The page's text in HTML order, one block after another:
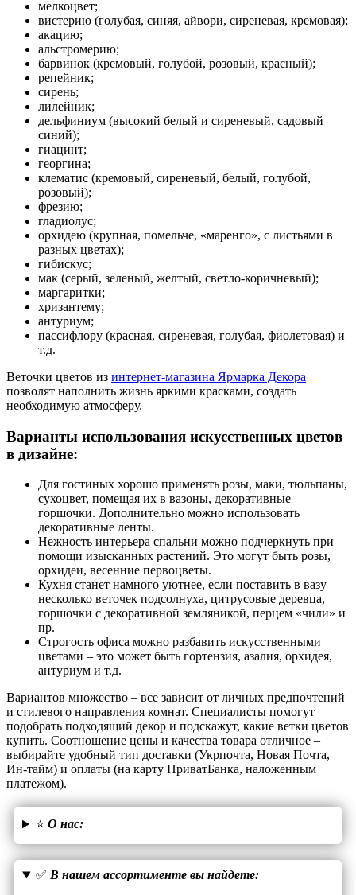
мелкоцвет;
вистерию (голубая, синяя, айвори, сиреневая, кремовая);
акацию;
альстромерию;
барвинок (кремовый, голубой, розовый, красный);
репейник;
сирень;
лилейник;
дельфиниум (высокий белый и сиреневый, садовый
синий);
гиацинт;
георгина;
клематис (кремовый, сиреневый, белый, голубой,
розовый);
фрезию;
гладиолус;
орхидею (крупная, помельче, «маренго», с листьями в
разных цветах);
гибискус;
мак (серый, зеленый, желтый, светло-коричневый);
маргаритки;
хризантему;
антуриум;
пассифлору (красная, сиреневая, голубая, фиолетовая) и
т.д.
Веточки цветов из интернет-магазина Ярмарка Декора
позволят наполнить жизнь яркими красками, создать
необходимую атмосферу.
Варианты использования искусственных цветов
в дизайне:
Для гостиных хорошо применять розы, маки, тюльпаны,
сухоцвет, помещая их в вазоны, декоративные
горшочки. Дополнительно можно использовать
декоративные ленты.
Нежность интерьера спальни можно подчеркнуть при
помощи изысканных растений. Это могут быть розы,
орхидеи, весенние первоцветы.
Кухня станет намного уютнее, если поставить в вазу
несколько веточек подсолнуха, цитрусовые деревца,
горшочки с декоративной земляникой, перцем «чили» и
пр.
Строгость офиса можно разбавить искусственными
цветами – это может быть гортензия, азалия, орхидея,
антуриум и т.д.
Вариантов множество – все зависит от личных предпочтений
и стилевого направления комнат. Специалисты помогут
подобрать подходящий декор и подскажут, какие ветки цветов
купить. Соотношение цены и качества товара отличное –
выбирайте удобный тип доставки (Укрпочта, Новая Почта,
Ин-тайм) и оплаты (на карту ПриватБанка, наложенным
платежом).
⭐ О нас:
✅ В нашем ассортименте вы найдете: